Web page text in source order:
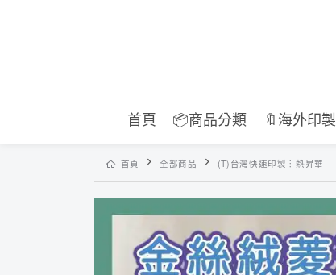
首頁 📦商品分類 🔖海外印製
首頁 全部商品 (T)台灣快速印製︙熱昇華